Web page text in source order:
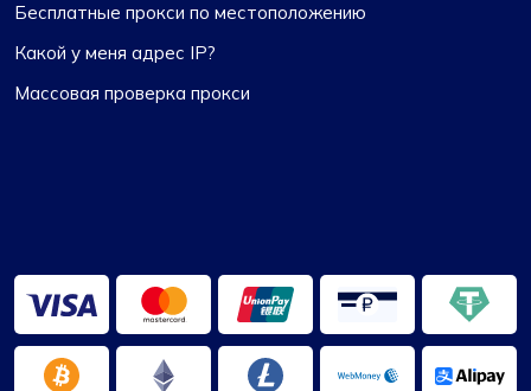
Этот прокси-сервис оказался исключительно
надежным. Процесс установки прокси-
поддержка клиентов стала существенным
достойный вариант для тех, кому нужны
прокси-услуги.
Бесплатные прокси по местоположению
Какой у меня адрес IP?
Массовая проверка прокси